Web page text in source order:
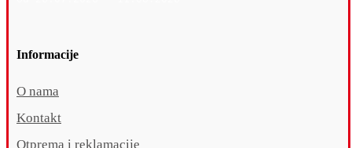
Informacije
O nama
Kontakt
Otprema i reklamacije